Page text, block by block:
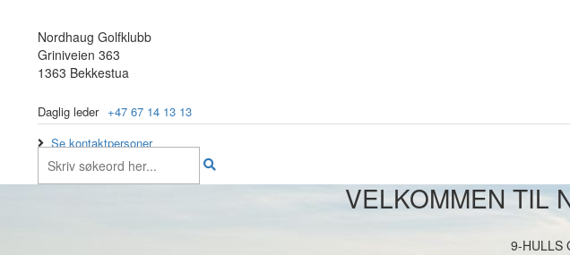
Nordhaug Golfklubb
Griniveien 363
1363 Bekkestua
Daglig leder +47 67 14 13 13
Se kontaktpersoner
VELKOMMEN TIL
9-HULLS